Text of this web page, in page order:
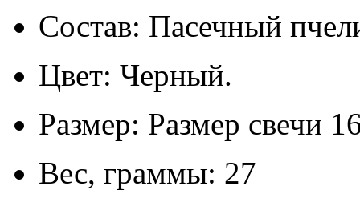
Состав: Пасечный
Цвет: Черный.
Размер: Размер свечи
Вес, граммы: 27